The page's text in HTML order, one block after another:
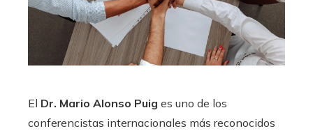
El Dr. Mario Alonso Puig es uno de los
conferencistas internacionales más reconocidos